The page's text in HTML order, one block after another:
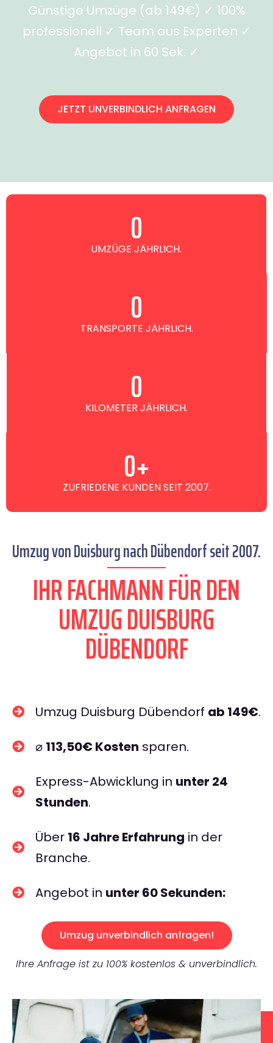
Günstige Umzüge (ab 149€) ✓ 100%
professionell ✓ Team aus Experten ✓
Angebot in 60 Sek. ✓
JETZT UNVERBINDLICH ANFRAGEN
UMZÜGE JÄHRLICH.
0
TRANSPORTE JÄHRLICH.
0
KILOMETER JÄHRLICH.
0
ZUFRIEDENE KUNDEN SEIT 2007.
0+
Umzug von Duisburg nach Dübendorf seit 2007.
IHR FACHMANN FÜR DEN
UMZUG DUISBURG
DÜBENDORF
Umzug Duisburg Dübendorf ab 149€.
⌀ 113,50€ Kosten sparen.
Express-Abwicklung in unter 24
Stunden.
Über 16 Jahre Erfahrung in der
Branche.
Angebot in unter 60 Sekunden:
Umzug unverbindlich anfragen!
Ihre Anfrage ist zu 100% kostenlos & unverbindlich.